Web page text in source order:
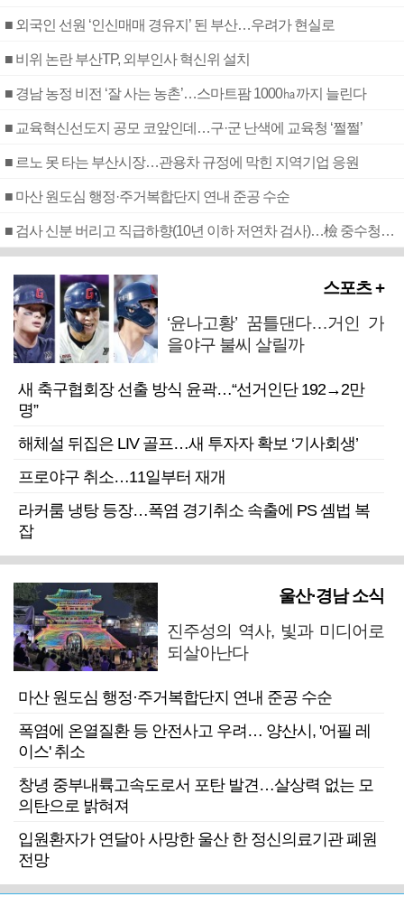
■ 외국인 선원 ‘인신매매 경유지’ 된 부산…우려가 현실로
■ 비위 논란 부산TP, 외부인사 혁신위 설치
■ 경남 농정 비전 ‘잘 사는 농촌’…스마트팜 1000㏊까지 늘린다
■ 교육혁신선도지 공모 코앞인데…구·군 난색에 교육청 ‘쩔쩔’
■ 르노 못 타는 부산시장…관용차 규정에 막힌 지역기업 응원
■ 마산 원도심 행정·주거복합단지 연내 준공 수순
■ 검사 신분 버리고 직급하향(10년 이하 저연차 검사)…檢 중수청행 기피
스포츠 +
‘윤나고황’ 꿈틀댄다…거인 가
을야구 불씨 살릴까
새 축구협회장 선출 방식 윤곽…“선거인단 192→2만
명”
해체설 뒤집은 LIV 골프…새 투자자 확보 ‘기사회생’
프로야구 취소…11일부터 재개
라커룸 냉탕 등장…폭염 경기취소 속출에 PS 셈법 복
잡
울산·경남 소식
진주성의 역사, 빛과 미디어로
되살아난다
마산 원도심 행정·주거복합단지 연내 준공 수순
폭염에 온열질환 등 안전사고 우려… 양산시, '어필 레
이스' 취소
창녕 중부내륙고속도로서 포탄 발견…살상력 없는 모
의탄으로 밝혀져
입원환자가 연달아 사망한 울산 한 정신의료기관 폐원
전망